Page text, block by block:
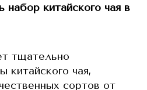
набор китайского чая в
тщательно
китайского чая,
сортов от